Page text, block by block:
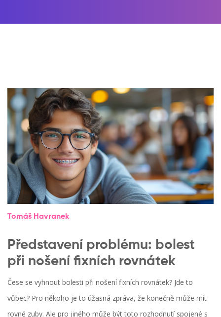
Tomáš Havranek
Představení problému: bolest
při nošení fixních rovnátek
Čese se vyhnout bolesti při nošení fixních rovnátek? Jde to
vůbec? Pro někoho je to úžasná zpráva, že konečně může mít
rovné zuby. Ale pro jiného může být toto rozhodnutí spojené s